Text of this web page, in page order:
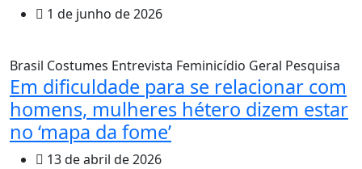
1 de junho de 2026
Brasil Costumes Entrevista Feminicídio Geral Pesquisa
Em dificuldade para se relacionar com
homens, mulheres hétero dizem estar
no ‘mapa da fome’
13 de abril de 2026